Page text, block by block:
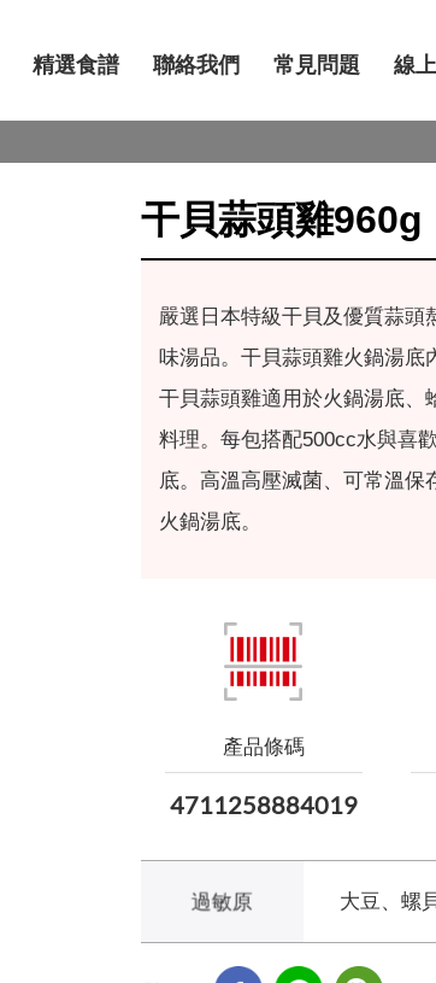
精選食譜 聯絡我們 常見問題 線
干貝蒜頭雞960g
嚴選日本特級干貝及優質蒜頭
味湯品。干貝蒜頭雞火鍋湯底
干貝蒜頭雞適用於火鍋湯底、
料理。每包搭配500cc水與喜
底。高溫高壓滅菌、可常溫保
火鍋湯底。
產品條碼
4711258884019
過敏原 大豆、螺